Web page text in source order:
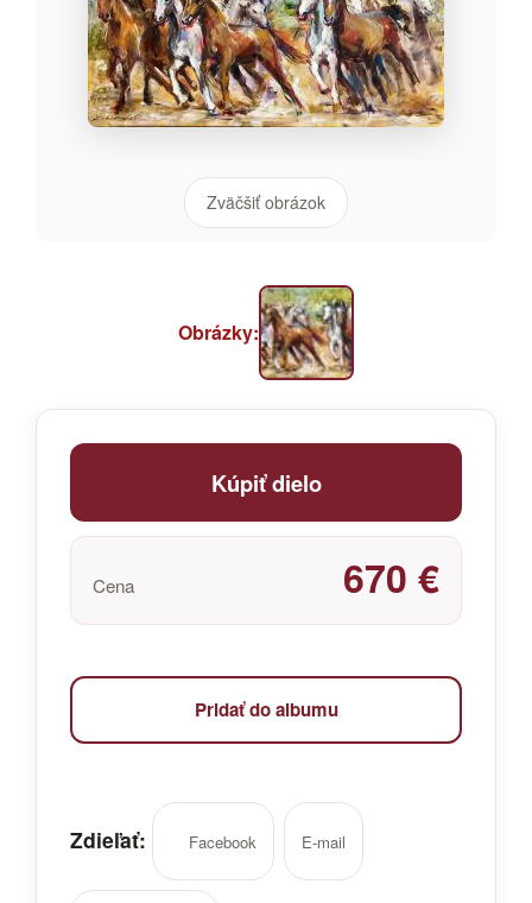
Zväčšiť obrázok
Obrázky:
Kúpiť dielo
Cena 670 €
Pridať do albumu
Zdieľať: Facebook E-mail